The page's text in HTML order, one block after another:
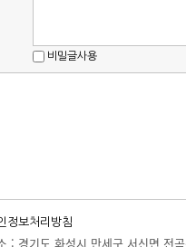
비밀글사용
정보처리방침
: 경기도 화성시 만세구 서신면 전